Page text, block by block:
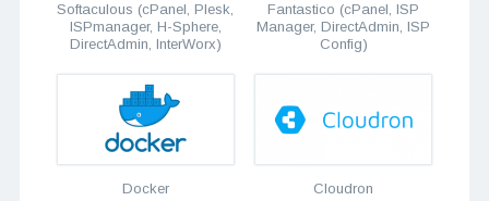
Softaculous (cPanel, Plesk,
ISPmanager, H-Sphere,
DirectAdmin, InterWorx)
Fantastico (cPanel, ISP
Manager, DirectAdmin, ISP
Config)
Docker Cloudron